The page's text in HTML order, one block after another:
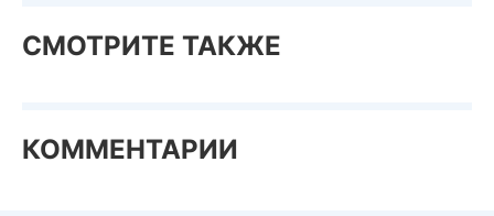
СМОТРИТЕ ТАКЖЕ
КОММЕНТАРИИ